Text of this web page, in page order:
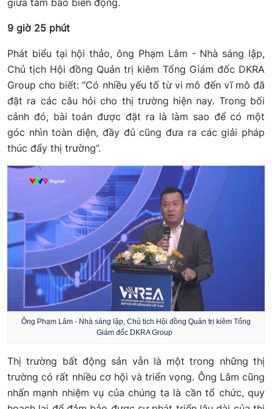
9 giờ 25 phút
Phát biểu tại hội thảo, ông Phạm Lâm - Nhà sáng lập,
Chủ tịch Hội đồng Quản trị kiêm Tổng Giám đốc DKRA
Group cho biết: “Có nhiều yếu tố từ vi mô đến vĩ mô đã
đặt ra các câu hỏi cho thị trường hiện nay. Trong bối
cảnh đó, bài toán được đặt ra là làm sao để có một
góc nhìn toàn diện, đầy đủ cũng đưa ra các giải pháp
thúc đẩy thị trường”.
Ông Phạm Lâm - Nhà sáng lập, Chủ tịch Hội đồng Quản trị kiêm Tổng
Giám đốc DKRA Group
Thị trường bất động sản vẫn là một trong những thị
trường có rất nhiều cơ hội và triển vọng. Ông Lâm cũng
nhấn mạnh nhiệm vụ của chúng ta là cần tổ chức, quy